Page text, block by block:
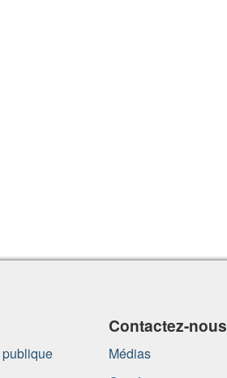
Contactez-nous
Médias